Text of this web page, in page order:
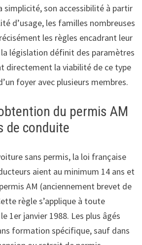
simplicité, son accessibilité à partir
d’usage, les familles nombreuses
les règles encadrant leur
législation définit des paramètres
directement la viabilité de ce type
foyer avec plusieurs membres.
du permis AM
de conduite
sans permis, la loi française
aient au minimum 14 ans et
AM (anciennement brevet de
règle s’applique à toute
1er janvier 1988. Les plus âgés
formation spécifique, sauf dans